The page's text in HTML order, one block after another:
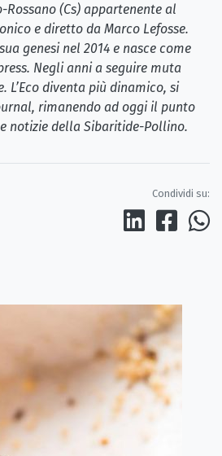
Rossano (Cs) appartenente al
e diretto da Marco Lefosse.
genesi nel 2014 e nasce come
Negli anni a seguire muta
L’Eco diventa più dinamico, si
rimanendo ad oggi il punto
notizie della Sibaritide-Pollino.
Condividi su: